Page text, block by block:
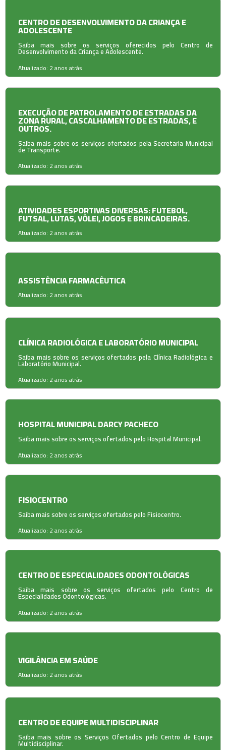
CENTRO DE DESENVOLVIMENTO DA CRIANÇA E
ADOLESCENTE
Saiba mais sobre os serviços oferecidos pelo Centro de
Desenvolvimento da Criança e Adolescente.
Atualizado: 2 anos atrás
EXECUÇÃO DE PATROLAMENTO DE ESTRADAS DA
ZONA RURAL, CASCALHAMENTO DE ESTRADAS, E
OUTROS.
Saiba mais sobre os serviços ofertados pela Secretaria Municipal
de Transporte.
Atualizado: 2 anos atrás
ATIVIDADES ESPORTIVAS DIVERSAS: FUTEBOL,
FUTSAL, LUTAS, VÔLEI, JOGOS E BRINCADEIRAS.
Atualizado: 2 anos atrás
ASSISTÊNCIA FARMACÊUTICA
Atualizado: 2 anos atrás
CLÍNICA RADIOLÓGICA E LABORATÓRIO MUNICIPAL
Saiba mais sobre os serviços ofertados pela Clínica Radiológica e
Laboratório Municipal.
Atualizado: 2 anos atrás
HOSPITAL MUNICIPAL DARCY PACHECO
Saiba mais sobre os serviços ofertados pelo Hospital Municipal.
Atualizado: 2 anos atrás
FISIOCENTRO
Saiba mais sobre os serviços ofertados pelo Fisiocentro.
Atualizado: 2 anos atrás
CENTRO DE ESPECIALIDADES ODONTOLÓGICAS
Saiba mais sobre os serviços ofertados pelo Centro de
Especialidades Odontológicas.
Atualizado: 2 anos atrás
VIGILÂNCIA EM SAÚDE
Atualizado: 2 anos atrás
CENTRO DE EQUIPE MULTIDISCIPLINAR
Saiba mais sobre os Serviços Ofertados pelo Centro de Equipe
Multidisciplinar.